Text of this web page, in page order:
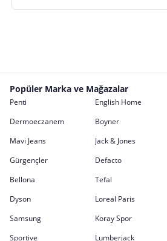
Popüler Marka ve Mağazalar
Penti English Home
Dermoeczanem
Boyner
Mavi Jeans
Jack & Jones
Gürgençler
Defacto
Bellona
Tefal
Dyson
Loreal Paris
Samsung
Koray Spor
Sportive
Lumberjack